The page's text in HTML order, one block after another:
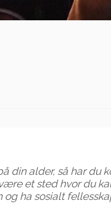
din alder, så har du
et sted hvor du
ha sosialt